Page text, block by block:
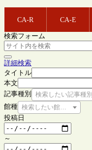
CA-R CA-E
検索フォーム
詳細検索
タイトル
本文
記事種別
検索したい記事種
館種 検索したい館種を選択し
投稿日
～